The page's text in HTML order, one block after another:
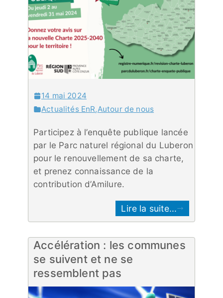
14 mai 2024
Actualités EnR,Autour de nous
Participez à l’enquête publique lancée
par le Parc naturel régional du Luberon
pour le renouvellement de sa charte,
et prenez connaissance de la
contribution d’Amilure.
Lire la suite...
Accélération : les communes
se suivent et ne se
ressemblent pas